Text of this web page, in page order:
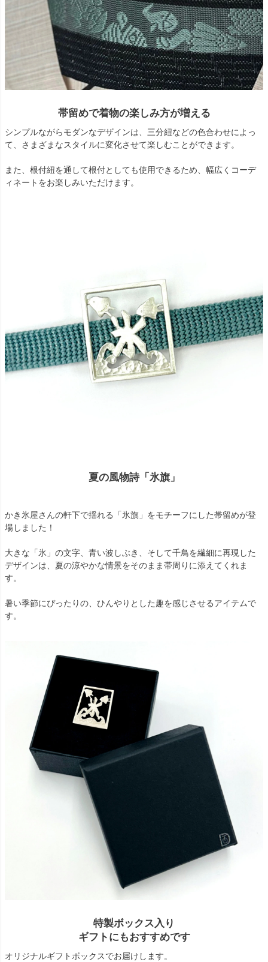
帯留めで着物の楽しみ方が増える
シンプルながらモダンなデザインは、三分紐などの色合わせによっ
て、さまざまなスタイルに変化させて楽しむことができます。
また、根付紐を通して根付としても使用できるため、幅広くコーデ
ィネートをお楽しみいただけます。
夏の風物詩「氷旗」
かき氷屋さんの軒下で揺れる「氷旗」をモチーフにした帯留めが登
場しました！
大きな「氷」の文字、青い波しぶき、そして千鳥を繊細に再現した
デザインは、夏の涼やかな情景をそのまま帯周りに添えてくれま
す。
暑い季節にぴったりの、ひんやりとした趣を感じさせるアイテムで
す。
特製ボックス入り
ギフトにもおすすめです
オリジナルギフトボックスでお届けします。